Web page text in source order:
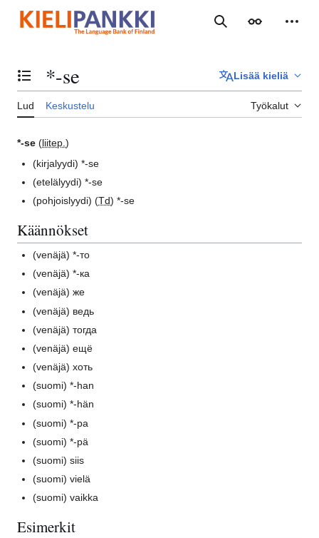
sisältöön
Haku Ulkoasu
Vaihda sisällysluettelo
*-se Lisää kieliä
Lud Keskustelu Työkalut
*-se (liitep. )
(kirjalyydi)*-se
(etelälyydi)*-se
(pohjoislyydi)(Td) *-se
Käännökset
(venäjä)*-то
(venäjä)*-ка
(venäjä)же
(venäjä) ведь
(venäjä)тогда
(venäjä)ещё
(venäjä)хоть
(suomi)*-han
(suomi)*-hän
(suomi)*-pa
(suomi)*-pä
(suomi)siis
(suomi)vielä
(suomi)vaikka
Esimerkit